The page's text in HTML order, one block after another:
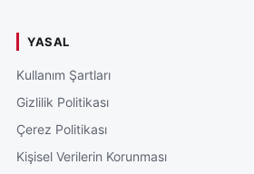
YASAL
Kullanım Şartları
Gizlilik Politikası
Çerez Politikası
Kişisel Verilerin Korunması